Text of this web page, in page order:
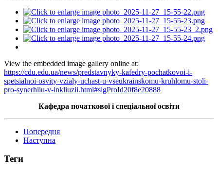
View the embedded image gallery online at:
https://cdu.edu.ua/news/predstavnyky-kafedry-pochatkovoi-i-
spetsialnoi-osvity-vzialy-uchast-u-vseukrainskomu-kruhlomu-stoli-
pro-synerhiiu-v-inkliuzii.html#sigProId20f8e20888
Кафедра початковоїі спеціальної освіти
Попередня
Наступна
Теги